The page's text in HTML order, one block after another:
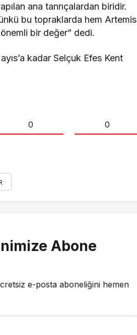
ana tanrıçalardan biridir.
bu topraklarda hem Artemis
bir değer” dedi.
kadar Selçuk Efes Kent
0 0
Abone
e-posta aboneliğini hemen